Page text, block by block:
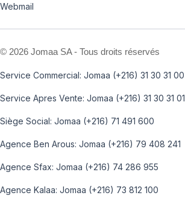
Webmail
© 2026 Jomaa SA - Tous droits réservés
Service Commercial: Jomaa (+216) 31 30 31 00
Service Apres Vente: Jomaa (+216) 31 30 31 01
Siège Social: Jomaa (+216) 71 491 600
Agence Ben Arous: Jomaa (+216) 79 408 241
Agence Sfax: Jomaa (+216) 74 286 955
Agence Kalaa: Jomaa (+216) 73 812 100